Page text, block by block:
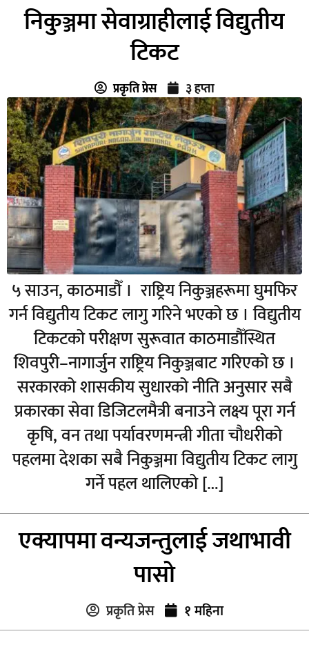
निकुञ्जमा सेवाग्राहीलाई विद्युतीय
टिकट
प्रकृति प्रेस ३ हप्ता
५ साउन, काठमाडौँ । राष्ट्रिय निकुञ्जहरूमा घुमफिर
गर्न विद्युतीय टिकट लागु गरिने भएको छ । विद्युतीय
टिकटको परीक्षण सुरूवात काठमाडौँस्थित
शिवपुरी–नागार्जुन राष्ट्रिय निकुञ्जबाट गरिएको छ ।
सरकारको शासकीय सुधारको नीति अनुसार सबै
प्रकारका सेवा डिजिटलमैत्री बनाउने लक्ष्य पूरा गर्न
कृषि, वन तथा पर्यावरणमन्त्री गीता चौधरीको
पहलमा देशका सबै निकुञ्जमा विद्युतीय टिकट लागु
गर्ने पहल थालिएको […]
एक्यापमा वन्यजन्तुलाई जथाभावी
पासो
प्रकृति प्रेस १ महिना